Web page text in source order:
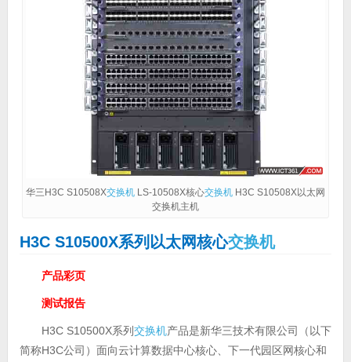
华三H3C S10508X交换机LS-10508X核心交换机H3C S10508X以太网
交换机主机
H3C S10500X系列以太网核心交换机
产品彩页
测试报告
H3C S10500X系列交换机产品是新华三技术有限公司（以下
简称H3C公司）面向云计算数据中心核心、下一代园区网核心和